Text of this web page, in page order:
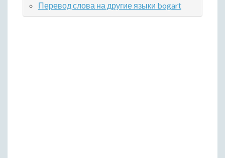
Перевод слова на другие языки bogart